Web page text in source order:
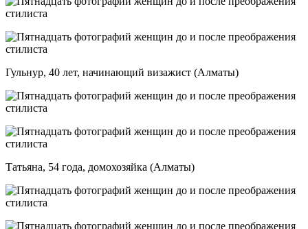
Гульнур, 40 лет, начинающий визажист (Алматы)
Татьяна, 54 года, домохозяйка (Алматы)